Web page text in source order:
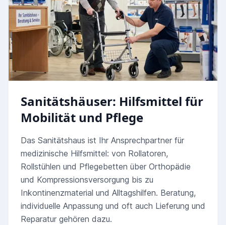
Sanitätshäuser: Hilfsmittel für
Mobilität und Pflege
Das Sanitätshaus ist Ihr Ansprechpartner für
medizinische Hilfsmittel: von Rollatoren,
Rollstühlen und Pflegebetten über Orthopädie
und Kompressionsversorgung bis zu
Inkontinenzmaterial und Alltagshilfen. Beratung,
individuelle Anpassung und oft auch Lieferung und
Reparatur gehören dazu.